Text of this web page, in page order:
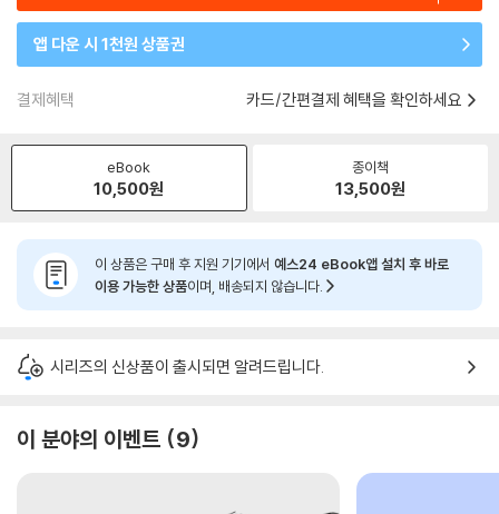
앱 다운 시 1천원 상품권
결제혜택 카드/간편결제 혜택을 확인하세요
eBook
10,500원
종이책
13,500원
이 상품은 구매 후 지원 기기에서 예스24 eBook앱 설치 후 바로
이용 가능한 상품이며, 배송되지 않습니다.
시리즈의 신상품이 출시되면 알려드립니다.
이 분야의 이벤트 9